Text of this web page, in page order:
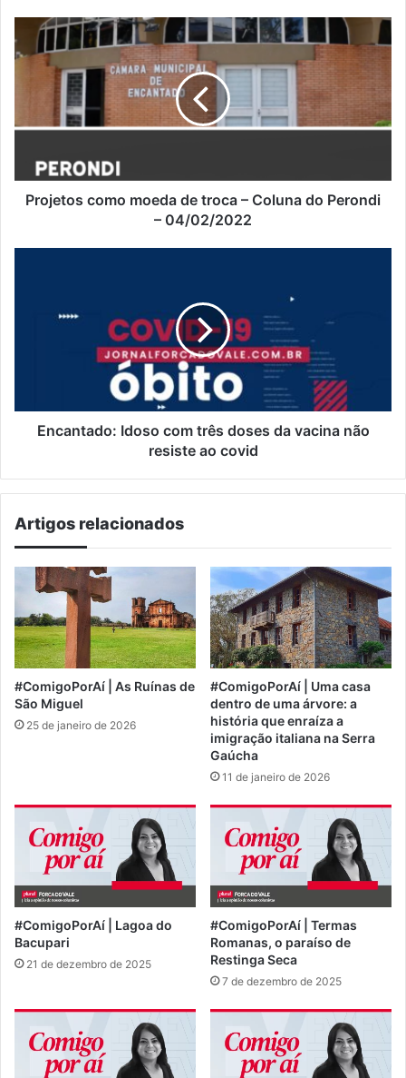
Projetos
como
moeda
Perondi
Projetos como moeda de troca – Coluna do Perondi
– 04/02/2022
resiste
Encantado: Idoso com três doses da vacina não
resiste ao covid
Artigos relacionados
#ComigoPorAí | As Ruínas de
São Miguel
25 de janeiro de 2026
#ComigoPorAí | Uma casa
dentro de uma árvore: a
história que enraíza a
imigração italiana na Serra
Gaúcha
11 de janeiro de 2026
#ComigoPorAí | Lagoa do
Bacupari
21 de dezembro de 2025
#ComigoPorAí | Termas
Romanas, o paraíso de
Restinga Seca
7 de dezembro de 2025